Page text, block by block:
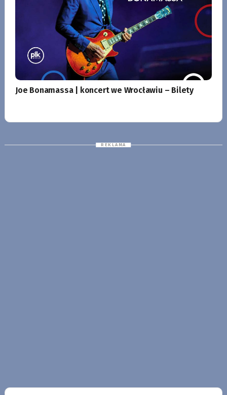
Joe Bonamassa | koncert we Wrocławiu – Bilety